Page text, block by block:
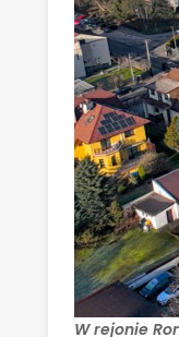
W rejonie